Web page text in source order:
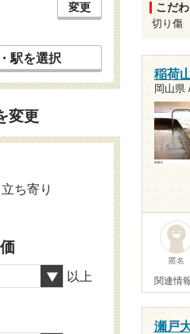
こだ
切り傷
稲荷
岡山県
匿名
関連情
瀬戸
変更
駅を選択
変更
ち寄り
以上